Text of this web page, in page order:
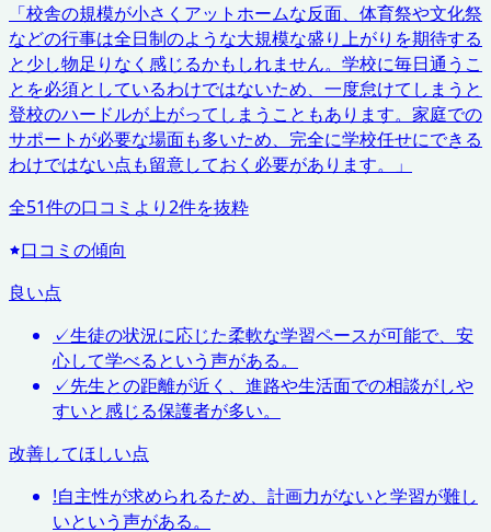
「校舎の規模が小さくアットホームな反面、体育祭や文化祭
などの行事は全日制のような大規模な盛り上がりを期待する
と少し物足りなく感じるかもしれません。学校に毎日通うこ
とを必須としているわけではないため、一度怠けてしまうと
登校のハードルが上がってしまうこともあります。家庭での
サポートが必要な場面も多いため、完全に学校任せにできる
わけではない点も留意しておく必要があります。
」
全51件の口コミより2件を抜粋
口コミの傾向
良い点
✓生徒の状況に応じた柔軟な学習ペースが可能で、安
心して学べるという声がある。
✓先生との距離が近く、進路や生活面での相談がしや
すいと感じる保護者が多い。
改善してほしい点
!自主性が求められるため、計画力がないと学習が難し
いという声がある。